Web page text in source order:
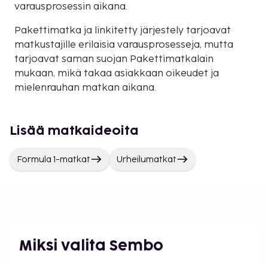
varausprosessin aikana.
Pakettimatka ja linkitetty järjestely tarjoavat
matkustajille erilaisia varausprosesseja, mutta
tarjoavat saman suojan Pakettimatkalain
mukaan, mikä takaa asiakkaan oikeudet ja
mielenrauhan matkan aikana.
Lisää matkaideoita
Formula 1-matkat Urheilumatkat
Miksi valita Sembo